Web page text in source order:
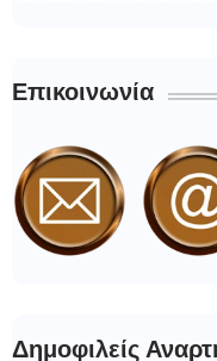
Επικοινωνία
Δημοφιλείς